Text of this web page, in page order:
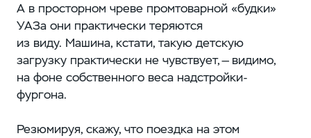
А в просторном чреве промтоварной «будки»
УАЗа они практически теряются
из виду. Машина, кстати, такую детскую
загрузку практически не чувствует, — видимо,
на фоне собственного веса надстройки-
фургона.
Резюмируя, скажу, что поездка на этом